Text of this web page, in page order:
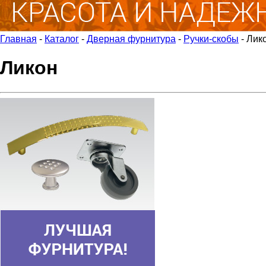
Главная - Каталог - Дверная фурнитура - Ручки-скобы -
Ликон